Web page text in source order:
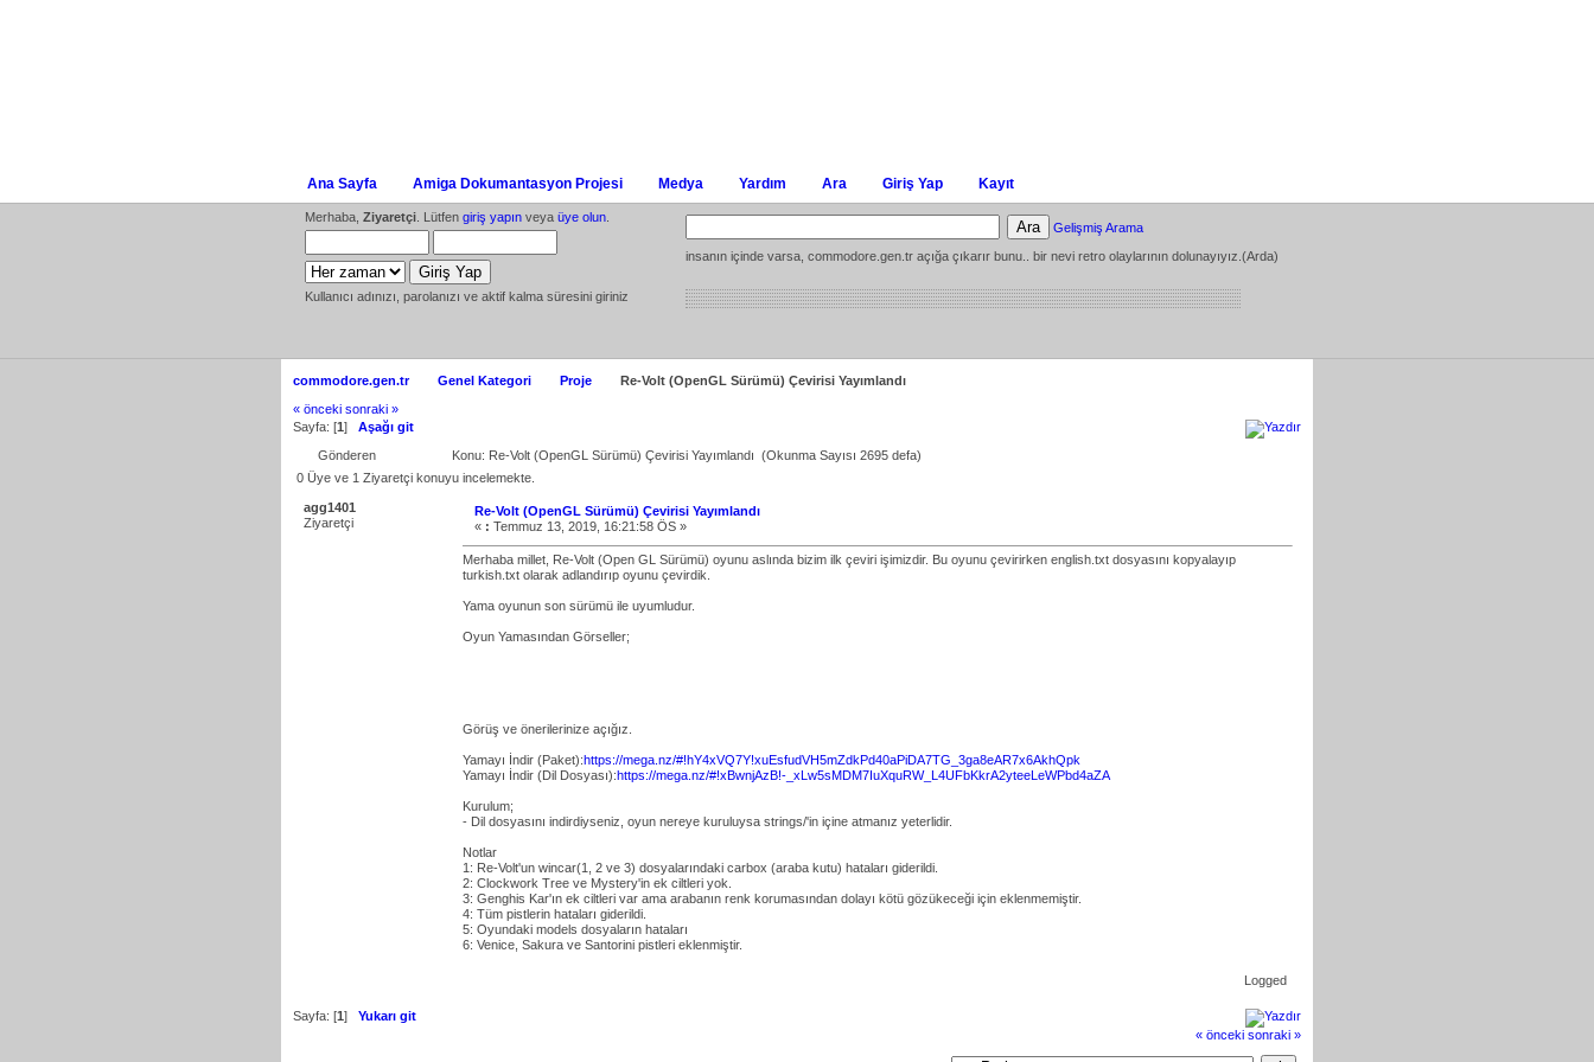
Ana Sayfa Amiga Dokumantasyon Projesi Medya Yardım Ara Giriş Yap Kayıt
Merhaba, Ziyaretçi . Lütfen giriş yapın veya üye olun
Kullanıcı adınızı, parolanızı ve aktif kalma süresini giriniz
Gelişmiş Arama
insanın içinde varsa, commodore.gen.tr açığa çıkarır bunu.. bir nevi retro olaylarının dolunayıyız.(Arda)
commodore.gen.tr Genel Kategori Proje
Re-Volt (OpenGL Sürümü) Çevirisi Yayımlandı
« önceki sonraki »
Sayfa: [1] Aşağı git
Gönderen
Konu: Re-Volt (OpenGL Sürümü) Çevirisi Yayımlandı (Okunma Sayısı 2695 defa)
0 Üye ve 1 Ziyaretçi konuyu incelemekte.
agg1401
Ziyaretçi
Re-Volt (OpenGL Sürümü) Çevirisi Yayımlandı
« : Temmuz 13, 2019, 16:21:58 ÖS »
Merhaba millet, Re-Volt (Open GL Sürümü) oyunu aslında bizim ilk çeviri işimizdir. Bu oyunu çevirirken english.txt dosyasını kopyalayıp
turkish.txt olarak adlandırıp oyunu çevirdik.
Yama oyunun son sürümü ile uyumludur.
Oyun Yamasından Görseller;
Görüş ve önerilerinize açığız.
Yamayı İndir (Paket):https://mega.nz/#!hY4xVQ7Y!xuEsfudVH5mZdkPd40aPiDA7TG_3ga8eAR7x6AkhQpk
Yamayı İndir (Dil Dosyası):https://mega.nz/#!xBwnjAzB!-_xLw5sMDM7IuXquRW_L4UFbKkrA2yteeLeWPbd4aZA
Kurulum;
- Dil dosyasını indirdiyseniz, oyun nereye kuruluysa strings/'in içine atmanız yeterlidir.
Notlar
1: Re-Volt'un wincar(1, 2 ve 3) dosyalarındaki carbox (araba kutu) hataları giderildi.
2: Clockwork Tree ve Mystery'in ek ciltleri yok.
3: Genghis Kar'ın ek ciltleri var ama arabanın renk korumasından dolayı kötü gözükeceği için eklenmemiştir.
4: Tüm pistlerin hataları giderildi.
5: Oyundaki models dosyaların hataları
6: Venice, Sakura ve Santorini pistleri eklenmiştir.
Logged
Sayfa: [1] Yukarı git
« önceki sonraki »